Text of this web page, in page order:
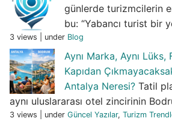
günlerde turizmcilerin
bu: “Yabancı turist bir
3 views under Blog
Aynı Marka, Aynı Lüks,
Kapıdan
Antalya Neresi? Tatil
aynı uluslararası otel zincirinin
3 views under Güncel Yazılar, Turizm